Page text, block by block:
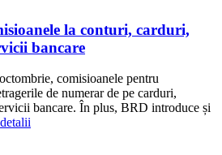
la conturi, carduri,
bancare
comisioanele pentru
de numerar de pe carduri,
bancare. În plus, BRD introduce și
detalii